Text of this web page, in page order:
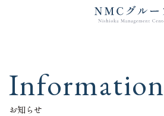
お知らせ
Information